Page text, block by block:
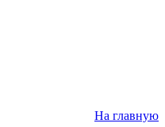
На главную